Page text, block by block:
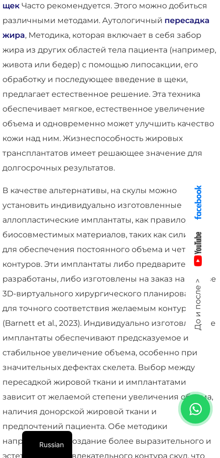
щек Часто рекомендуется. Этого можно добиться
различными методами. Аутологичный пересадка
жира, Методика, которая включает в себя забор
жира из других областей тела пациента (например,
живота или бедер) с помощью липосакции, его
обработку и последующее введение в щеки,
предлагает естественное решение. Эта техника
обеспечивает мягкое, естественное увеличение
объема и одновременно может улучшить качество
кожи над ним. Жизнеспособность жировых
трансплантатов имеет решающее значение для
долгосрочных результатов.
В качестве альтернативы, на скулы можно
установить индивидуально изготовленные
аллопластические имплантаты, как правило, из
биосовместимых материалов, таких как силикон,
для обеспечения постоянного объема и четкости
контуров. Эти имплантаты либо предварительно
разработаны, либо изготовлены на заказ на основе
3D-виртуального хирургического планирования
для точного соответствия желаемым контурам
(Barnett et al., 2023). Индивидуально изготовленные
имплантаты обеспечивают предсказуемое и
стабильное увеличение объема, особенно при
значительных дефектах скелета. Выбор между
пересадкой жировой ткани и имплантатами
зависит от желаемой степени увеличения объема,
наличия донорской жировой ткани и
предпочтений пациента. Обе методики
направлены на создание более выразительного и
эстетически привлекательного контура скул, что
До и после >
Russian